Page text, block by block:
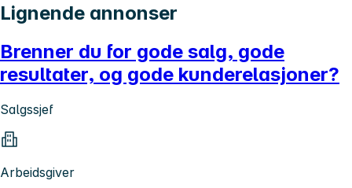
Lignende annonser
Brenner du for gode salg, gode
resultater, og gode kunderelasjoner?
Salgssjef
Arbeidsgiver